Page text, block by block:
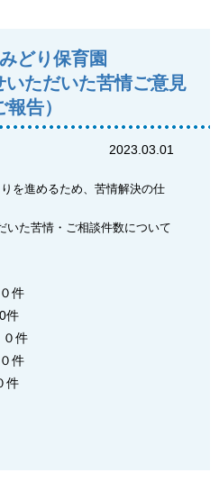
どり保育園
ただいた苦情ご意見
報告）
2023.03.01
を進めるため、苦情解決の仕
いた苦情・ご相談件数について
件
件
件
件